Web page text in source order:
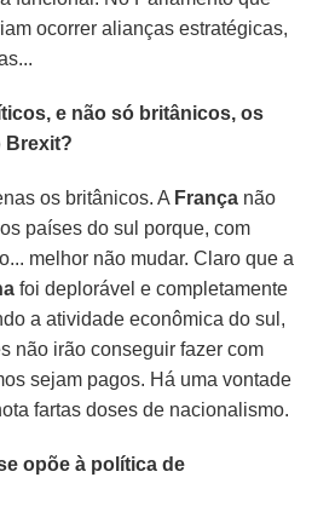
ocorrer alianças estratégicas,
e não só britânicos, os
Brexit?
os britânicos. A França não
países do sul porque, com
melhor não mudar. Claro que a
foi deplorável e completamente
a atividade econômica do sul,
não irão conseguir fazer com
sejam pagos. Há uma vontade
fartas doses de nacionalismo.
opõe à política de